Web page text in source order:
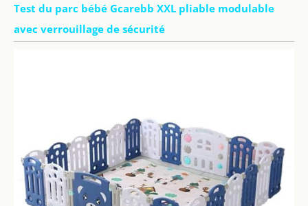
Test du parc bébé Gcarebb XXL pliable modulable
avec verrouillage de sécurité